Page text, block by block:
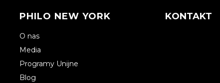
PHILO NEW YORK
O nas
Media
Programy Unijne
Blog
KONTAKT